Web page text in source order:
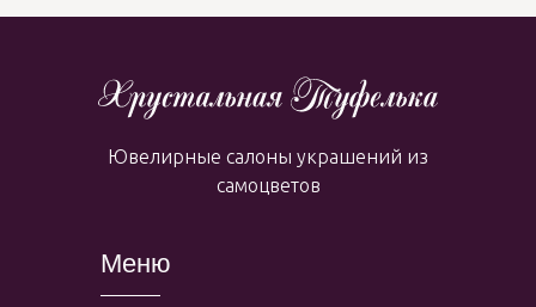
Меню
Ювелирные салоны украшений из
самоцветов